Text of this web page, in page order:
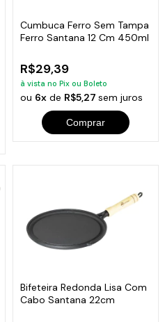
Cumbuca Ferro Sem Tampa
Ferro Santana 12 Cm 450ml
R$29,39
à vista no Pix ou Boleto
ou 6xde R$5,27 sem juros
Comprar
Bifeteira Redonda Lisa Com
Cabo Santana 22cm